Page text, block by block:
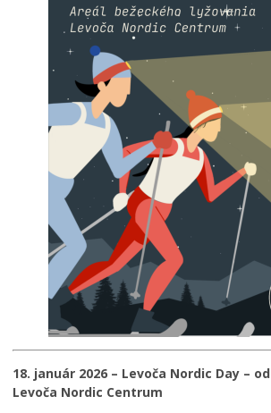
18. január 2026 – Levoča Nordic Day –
Levoča Nordic Centrum